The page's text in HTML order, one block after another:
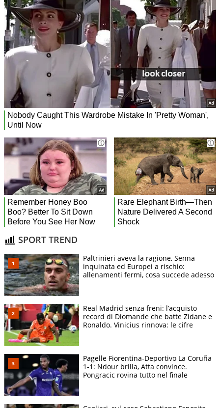
SPORT TREND
Paltrinieri aveva la ragione, Senna
inquinata ed Europei a rischio:
allenamenti fermi, cosa succede adesso
Real Madrid senza freni: l’acquisto
record di Diomande che batte Zidane e
Ronaldo. Vinicius rinnova: le cifre
Pagelle Fiorentina-Deportivo La Coruña
1-1: Ndour brilla, Atta convince.
Pongracic rovina tutto nel finale